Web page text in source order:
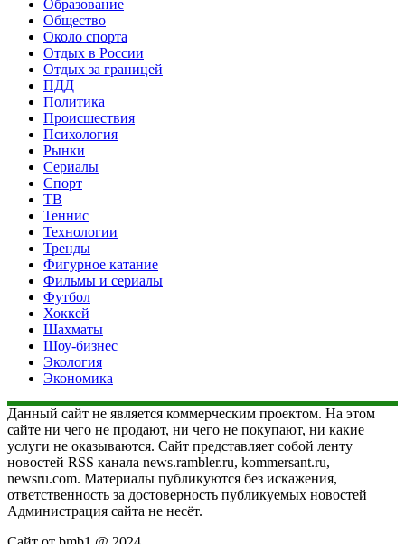
Образование
Общество
Около спорта
Отдых в России
Отдых за границей
ПДД
Политика
Происшествия
Психология
Рынки
Сериалы
Спорт
ТВ
Теннис
Технологии
Тренды
Фигурное катание
Фильмы и сериалы
Футбол
Хоккей
Шахматы
Шоу-бизнес
Экология
Экономика
Данный сайт не является коммерческим проектом. На этом
сайте ни чего не продают, ни чего не покупают, ни какие
услуги не оказываются. Сайт представляет собой ленту
новостей RSS канала news.rambler.ru, kommersant.ru,
newsru.com. Материалы публикуются без искажения,
ответственность за достоверность публикуемых новостей
Администрация сайта не несёт.